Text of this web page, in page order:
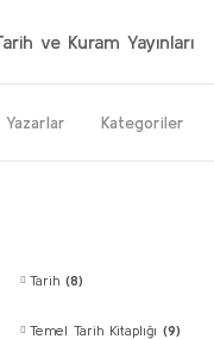
ve Kuram Yayınları
Yazarlar Kategoriler
Tarih (8)
Temel Tarih Kitaplığı (9)